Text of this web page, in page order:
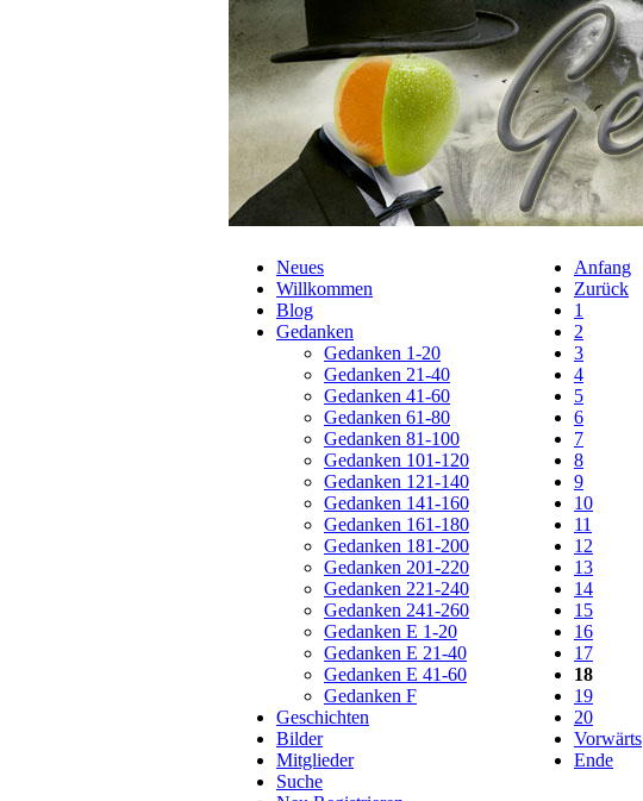
Anfang
Zurück
1
2
3
4
5
6
7
8
9
10
11
12
13
14
15
16
17
18
19
20
Vorwärts
Ende
überspringen
Neues
Willkommen
Blog
Gedanken
Gedanken 1-20
Gedanken 21-40
Gedanken 41-60
Gedanken 61-80
Gedanken 81-100
Gedanken 101-120
Gedanken 121-140
Gedanken 141-160
Gedanken 161-180
Gedanken 181-200
Gedanken 201-220
Gedanken 221-240
Gedanken 241-260
Gedanken E 1-20
Gedanken E 21-40
Gedanken E 41-60
Gedanken F
Geschichten
Bilder
Mitglieder
Suche